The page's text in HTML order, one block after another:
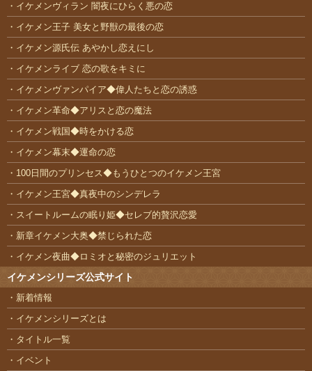
イケメンヴィラン 闇夜にひらく悪の恋
イケメン王子 美女と野獣の最後の恋
イケメン源氏伝 あやかし恋えにし
イケメンライブ 恋の歌をキミに
イケメンヴァンパイア◆偉人たちと恋の誘惑
イケメン革命◆アリスと恋の魔法
イケメン戦国◆時をかける恋
イケメン幕末◆運命の恋
100日間のプリンセス◆もうひとつのイケメン王宮
イケメン王宮◆真夜中のシンデレラ
スイートルームの眠り姫◆セレブ的贅沢恋愛
新章イケメン大奥◆禁じられた恋
イケメン夜曲◆ロミオと秘密のジュリエット
イケメンシリーズ公式サイト
新着情報
イケメンシリーズとは
タイトル一覧
イベント